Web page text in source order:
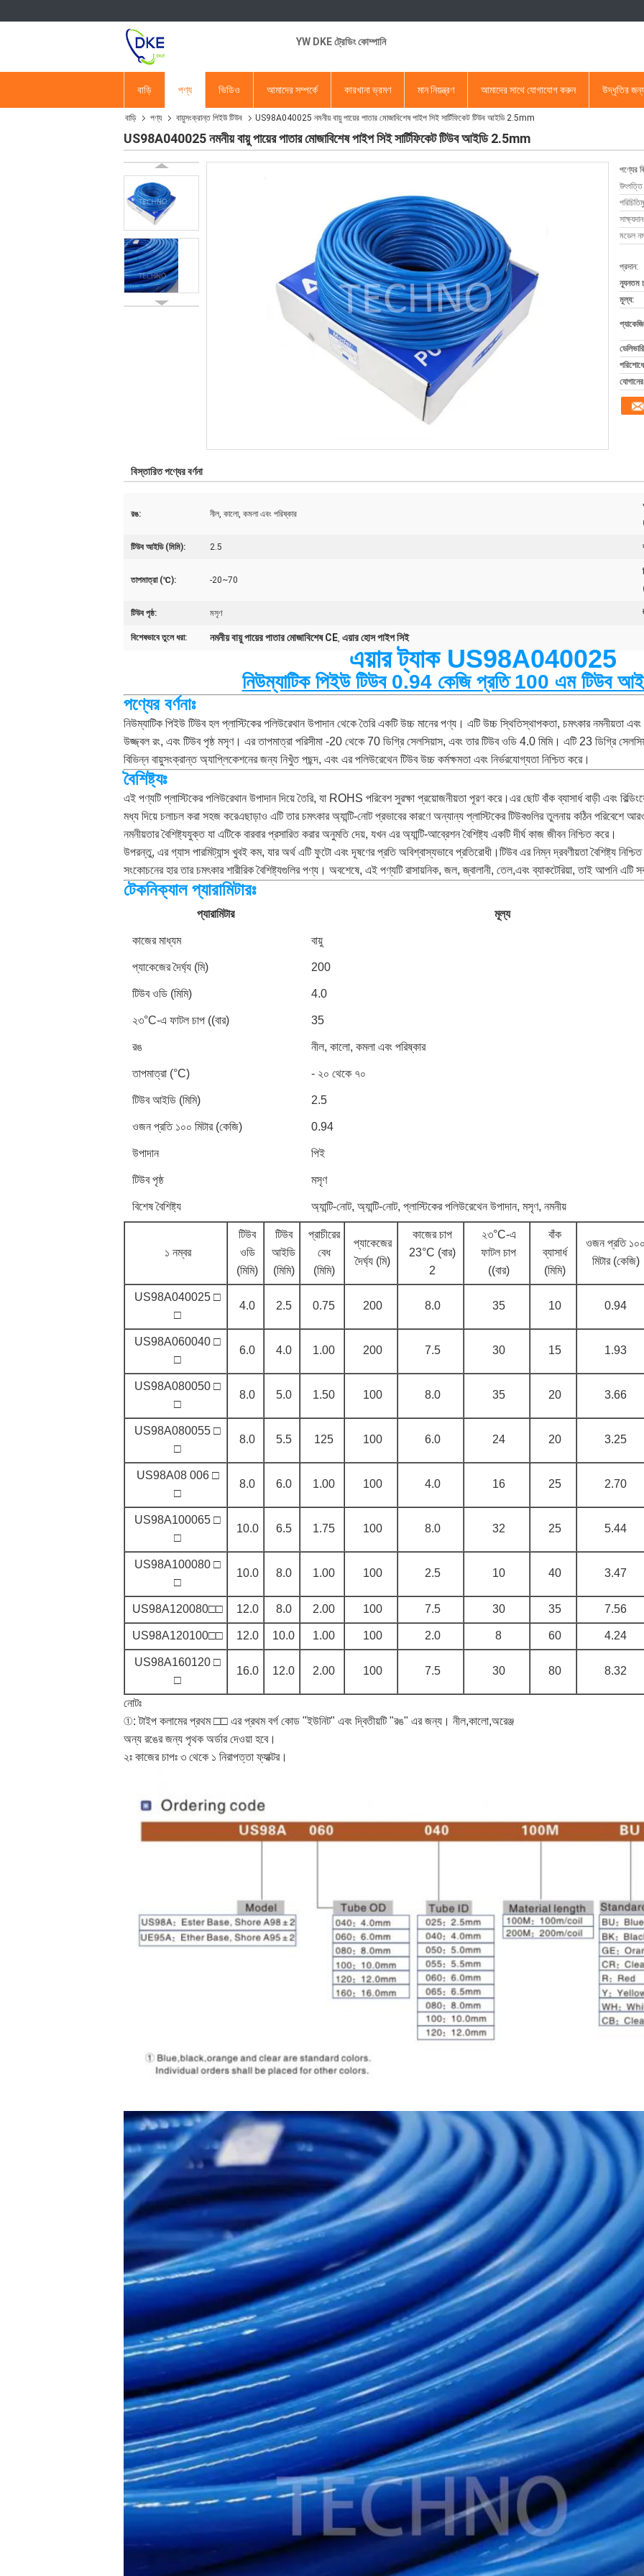
YW DKE ট্রেডিং কোম্পানি
বাড়ি পণ্য ভিডিও আমাদের সম্পর্কে কারখানা ভ্রমণ মান নিয়ন্ত্রণ আমাদের সাথে যোগাযোগ করুন উদ্ধৃতির
বাড়ি পণ্য বায়ুসংক্রান্ত পিইউ টিউব US98A040025 নমনীয় বায়ু পায়ের পাতার মোজাবিশেষ পাইপ সিই সার্টিফিকেট টিউব আইডি 2.5mm
US98A040025 নমনীয় বায়ু পায়ের পাতার মোজাবিশেষ পাইপ সিই সার্টিফিকেট টিউব আইডি 2.5mm
পণ্যের
সাক্ষ্যদান:
মডেল
প্রদান:
ন্যূনতম
মূল্য:
বিস্তারিত পণ্যের বর্ণনা
রঙ: নীল, কালো, কমলা এবং পরিষ্কার
টিউব আইডি (মিমি): 2.5
তাপমাত্রা (℃): -20~70
টিউব পৃষ্ঠ: মসৃণ
বিশেষভাবে তুলে ধরা: নমনীয় বায়ু পায়ের পাতার মোজাবিশেষ CE, এয়ার হোস পাইপ সিই
এয়ার ট্যাক US98A040025
নিউম্যাটিক পিইউ টিউব 0.94 কেজি প্রতি 100 এম টিউব
পণ্যের বর্ণনাঃ
নিউম্যাটিক পিইউ টিউব হল প্লাস্টিকের পলিউরেথান উপাদান থেকে তৈরি একটি উচ্চ মানের পণ্য। এটি উচ্চ স্থিতিস্থাপকতা, চমৎকার নমনীয়তা
উজ্জ্বল রং, এবং টিউব পৃষ্ঠ মসৃণ। এর তাপমাত্রা পরিসীমা -20 থেকে 70 ডিগ্রি সেলসিয়াস, এবং তার টিউব ওডি 4.0 মিমি। এটি 23 ডিগ্রি
বিভিন্ন বায়ুসংক্রান্ত অ্যাপ্লিকেশনের জন্য নিখুঁত পছন্দ, এবং এর পলিউরেথেন টিউব উচ্চ কর্মক্ষমতা এবং নির্ভরযোগ্যতা নিশ্চিত করে।
বৈশিষ্ট্যঃ
এই পণ্যটি প্লাস্টিকের পলিউরেথান উপাদান দিয়ে তৈরি, যা ROHS পরিবেশ সুরক্ষা প্রয়োজনীয়তা পূরণ করে।এর ছোট বাঁক ব্যাসার্ধ বাড়ী এবং
মধ্য দিয়ে চলাচল করা সহজ করেএছাড়াও এটি তার চমৎকার অ্যান্টি-নোট প্রভাবের কারণে অন্যান্য প্লাস্টিকের টিউবগুলির তুলনায় কঠিন পরিবেশে
নমনীয়তার বৈশিষ্ট্যযুক্ত যা এটিকে বারবার প্রসারিত করার অনুমতি দেয়, যখন এর অ্যান্টি-আব্রেশন বৈশিষ্ট্য একটি দীর্ঘ কাজ জীবন নিশ্চিত করে।
উপরন্তু, এর গ্যাস পারমিট্যান্স খুবই কম, যার অর্থ এটি ফুটো এবং দূষণের প্রতি অবিশ্বাস্যভাবে প্রতিরোধী।টিউব এর নিম্ন দ্রবণীয়তা বৈশিষ্ট্য
সংকোচনের হার তার চমৎকার শারীরিক বৈশিষ্ট্যগুলির পণ্য। অবশেষে, এই পণ্যটি রাসায়নিক, জল, জ্বালানী, তেল,এবং ব্যাকটেরিয়া, তাই আপনি
টেকনিক্যাল প্যারামিটারঃ
প্যারামিটার মূল্য
কাজের মাধ্যম বায়ু
প্যাকেজের দৈর্ঘ্য (মি) 200
টিউব ওডি (মিমি) 4.0
২৩°C-এ ফাটল চাপ ((বার) 35
রঙ নীল, কালো, কমলা এবং পরিষ্কার
তাপমাত্রা (°C) - ২০ থেকে ৭০
টিউব আইডি (মিমি) 2.5
ওজন প্রতি ১০০ মিটার (কেজি) 0.94
উপাদান পিই
টিউব পৃষ্ঠ মসৃণ
বিশেষ বৈশিষ্ট্য অ্যান্টি-নোট, অ্যান্টি-নোট, প্লাস্টিকের পলিউরেথেন উপাদান, মসৃণ, নমনীয়
১ নম্বর
টিউব
ওডি
(মিমি)
টিউব
আইডি
(মিমি)
প্রাচীরের
বেধ
(মিমি)
প্যাকেজের
দৈর্ঘ্য (মি)
কাজের চাপ
23°C (বার)
2
২৩°C-এ
ফাটল চাপ
((বার)
বাঁক
ব্যাসার্ধ
(মিমি)
ওজন প্রতি ১০০
মিটার (কেজি)
US98A040025 □
□
4.0 2.5 0.75 200 8.0 35 10 0.94
US98A060040 □
□
6.0 4.0 1.00 200 7.5 30 15 1.93
US98A080050 □
□
8.0 5.0 1.50 100 8.0 35 20 3.66
US98A080055 □
□
8.0 5.5 125 100 6.0 24 20 3.25
US98A08 006 □
□
8.0 6.0 1.00 100 4.0 16 25
2.70
US98A100065 □
□
10.0 6.5 1.75 100 8.0 32 25 5.44
US98A100080 □
□
10.0 8.0 1.00 100 2.5 10 40 3.47
US98A120080□□ 12.0 8.0 2.00 100 7.5 30 35 7.56
US98A120100□□ 12.0 10.0 1.00 100 2.0 8 60 4.24
US98A160120 □
□
16.0 12.0 2.00 100 7.5 30 80 8.32
নোটঃ
①: টাইপ কলামের প্রথম □□ এর প্রথম বর্গ কোড "ইউনিট" এবং দ্বিতীয়টি "রঙ" এর জন্য। নীল,কালো,অরেঞ্জ
অন্য রঙের জন্য পৃথক অর্ডার দেওয়া হবে।
২ঃ কাজের চাপঃ ৩ থেকে ১ নিরাপত্তা ফ্যাক্টর।